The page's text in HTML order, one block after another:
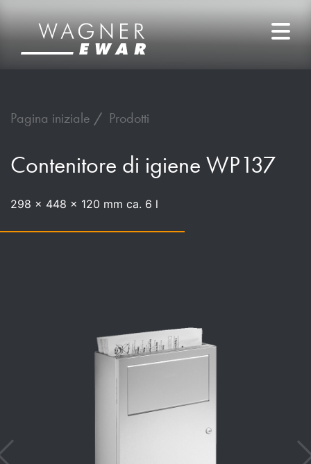
Pagina iniziale Prodotti
Contenitore di igiene WP137
298 x 448 x 120 mm ca. 6 l